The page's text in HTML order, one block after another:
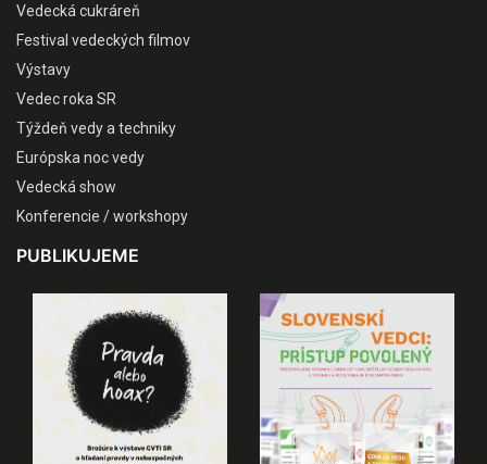
Vedecká cukráreň
Festival vedeckých filmov
Výstavy
Vedec roka SR
Týždeň vedy a techniky
Európska noc vedy
Vedecká show
Konferencie / workshopy
PUBLIKUJEME